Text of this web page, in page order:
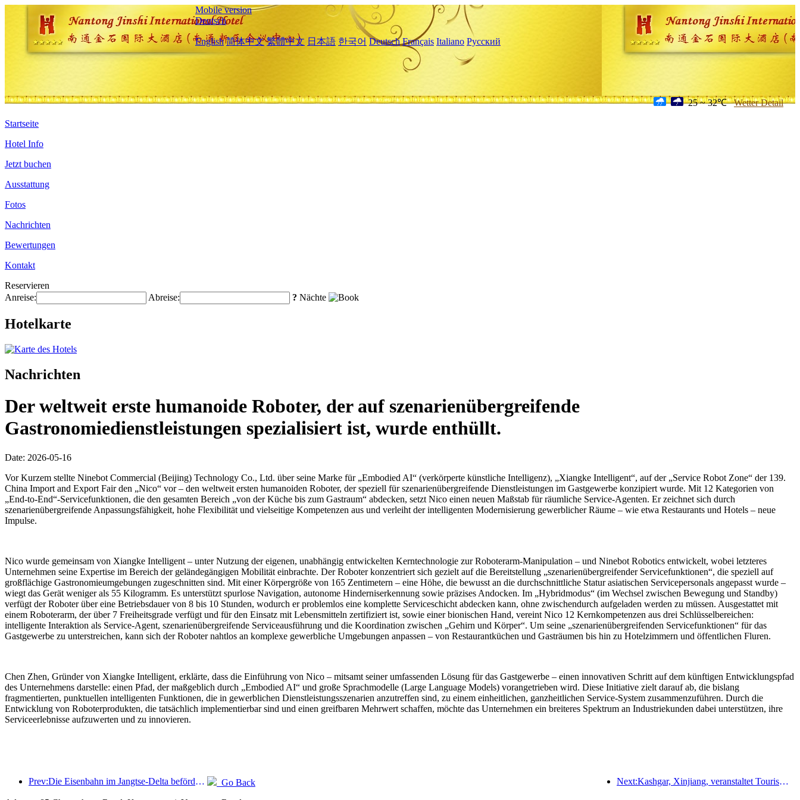
Mobile version
Deutsch
English 简体中文 繁體中文 日本語 한국어 Deutsch Français Italiano Русский
25 ~ 32℃ Wetter Detail
Startseite
Hotel Info
Jetzt buchen
Ausstattung
Fotos
Nachrichten
Bewertungen
Kontakt
Reservieren
Anreise:
Abreise: ? Nächte
Hotelkarte
Nachrichten
Der weltweit erste humanoide Roboter, der auf szenarienübergreifende
Gastronomiedienstleistungen spezialisiert ist, wurde enthüllt.
Date: 2026-05-16
Vor Kurzem stellte Ninebot Commercial (Beijing) Technology Co., Ltd. über seine Marke für „Embodied AI“ (verkörperte künstliche Intelligenz), „Xiangke Intelligent“, auf der „Service Robot Zone“ der 139.
China Import and Export Fair den „Nico“ vor – den weltweit ersten humanoiden Roboter, der speziell für szenarienübergreifende Dienstleistungen im Gastgewerbe konzipiert wurde. Mit 12 Kategorien von
„End-to-End“-Servicefunktionen, die den gesamten Bereich „von der Küche bis zum Gastraum“ abdecken, setzt Nico einen neuen Maßstab für räumliche Service-Agenten. Er zeichnet sich durch
szenarienübergreifende Anpassungsfähigkeit, hohe Flexibilität und vielseitige Kompetenzen aus und verleiht der intelligenten Modernisierung gewerblicher Räume – wie etwa Restaurants und Hotels – neue
Impulse.
Nico wurde gemeinsam von Xiangke Intelligent – unter Nutzung der eigenen, unabhängig entwickelten Kerntechnologie zur Roboterarm-Manipulation – und Ninebot Robotics entwickelt, wobei letzteres
Unternehmen seine Expertise im Bereich der geländegängigen Mobilität einbrachte. Der Roboter konzentriert sich gezielt auf die Bereitstellung „szenarienübergreifender Servicefunktionen“, die speziell auf
großflächige Gastronomieumgebungen zugeschnitten sind. Mit einer Körpergröße von 165 Zentimetern – eine Höhe, die bewusst an die durchschnittliche Statur asiatischen Servicepersonals angepasst wurde –
wiegt das Gerät weniger als 55 Kilogramm. Es unterstützt spurlose Navigation, autonome Hinderniserkennung sowie präzises Andocken. Im „Hybridmodus“ (im Wechsel zwischen Bewegung und Standby)
verfügt der Roboter über eine Betriebsdauer von 8 bis 10 Stunden, wodurch er problemlos eine komplette Serviceschicht abdecken kann, ohne zwischendurch aufgeladen werden zu müssen. Ausgestattet mit
einem Roboterarm, der über 7 Freiheitsgrade verfügt und für den Einsatz mit Lebensmitteln zertifiziert ist, sowie einer bionischen Hand, vereint Nico 12 Kernkompetenzen aus drei Schlüsselbereichen:
intelligente Interaktion als Service-Agent, szenarienübergreifende Serviceausführung und die Koordination zwischen „Gehirn und Körper“. Um seine „szenarienübergreifenden Servicefunktionen“ für das
Gastgewerbe zu unterstreichen, kann sich der Roboter nahtlos an komplexe gewerbliche Umgebungen anpassen – von Restaurantküchen und Gasträumen bis hin zu Hotelzimmern und öffentlichen Fluren.
Chen Zhen, Gründer von Xiangke Intelligent, erklärte, dass die Einführung von Nico – mitsamt seiner umfassenden Lösung für das Gastgewerbe – einen innovativen Schritt auf dem künftigen Entwicklungspfad
des Unternehmens darstelle: einen Pfad, der maßgeblich durch „Embodied AI“ und große Sprachmodelle (Large Language Models) vorangetrieben wird. Diese Initiative zielt darauf ab, die bislang
fragmentierten, punktuellen intelligenten Funktionen, die in gewerblichen Dienstleistungsszenarien anzutreffen sind, zu einem einheitlichen, ganzheitlichen Service-System zusammenzuführen. Durch die
Entwicklung von Roboterprodukten, die tatsächlich implementierbar sind und einen greifbaren Mehrwert schaffen, möchte das Unternehmen ein breiteres Spektrum an Industriekunden dabei unterstützen, ihre
Serviceerlebnisse aufzuwerten und zu innovieren.
Prev:Die Eisenbahn im Jangtse-Delta beförderte während der Maifeiertage über 21,38 Millionen Fahrgäste. Next:Kashgar, Xinjiang, veranstaltet Tourismus-Werbeevent zur Förderung des interethnischen Austauschs.
Go Back